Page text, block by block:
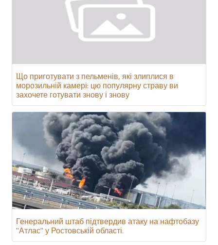
Що приготувати з пельменів, які злиплися в
морозильній камері: цю популярну страву ви
захочете готувати знову і знову
Генеральний штаб підтвердив атаку на нафтобазу
"Атлас" у Ростовській області.